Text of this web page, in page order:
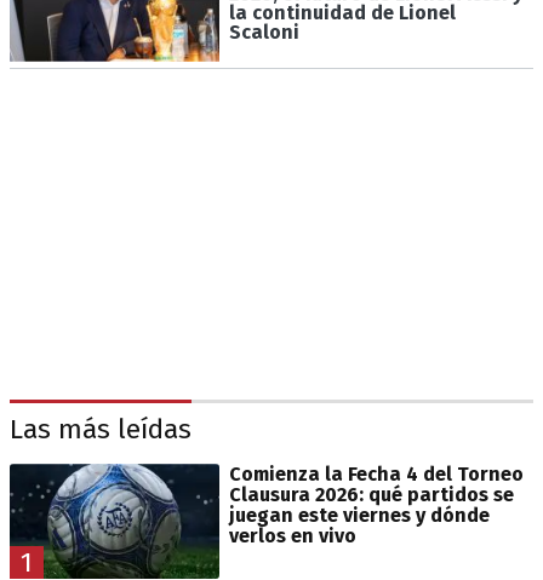
la continuidad de Lionel
Scaloni
Las más leídas
1
Comienza la Fecha 4 del Torneo
Clausura 2026: qué partidos se
juegan este viernes y dónde
verlos en vivo